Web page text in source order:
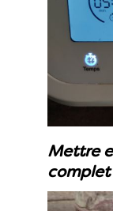
Mettre